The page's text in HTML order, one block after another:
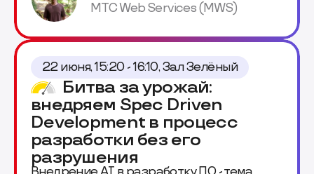
МТС Web Services (MWS)
22 июня, 15:20 - 16:10, Зал Зелёный
Битва за урожай:
внедряем Spec Driven
Development в процесс
разработки без его
разрушения